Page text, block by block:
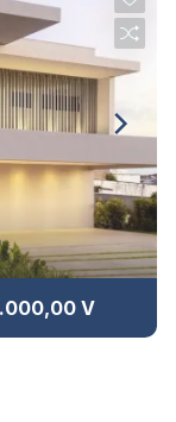
Aug/Mon
Wed
V